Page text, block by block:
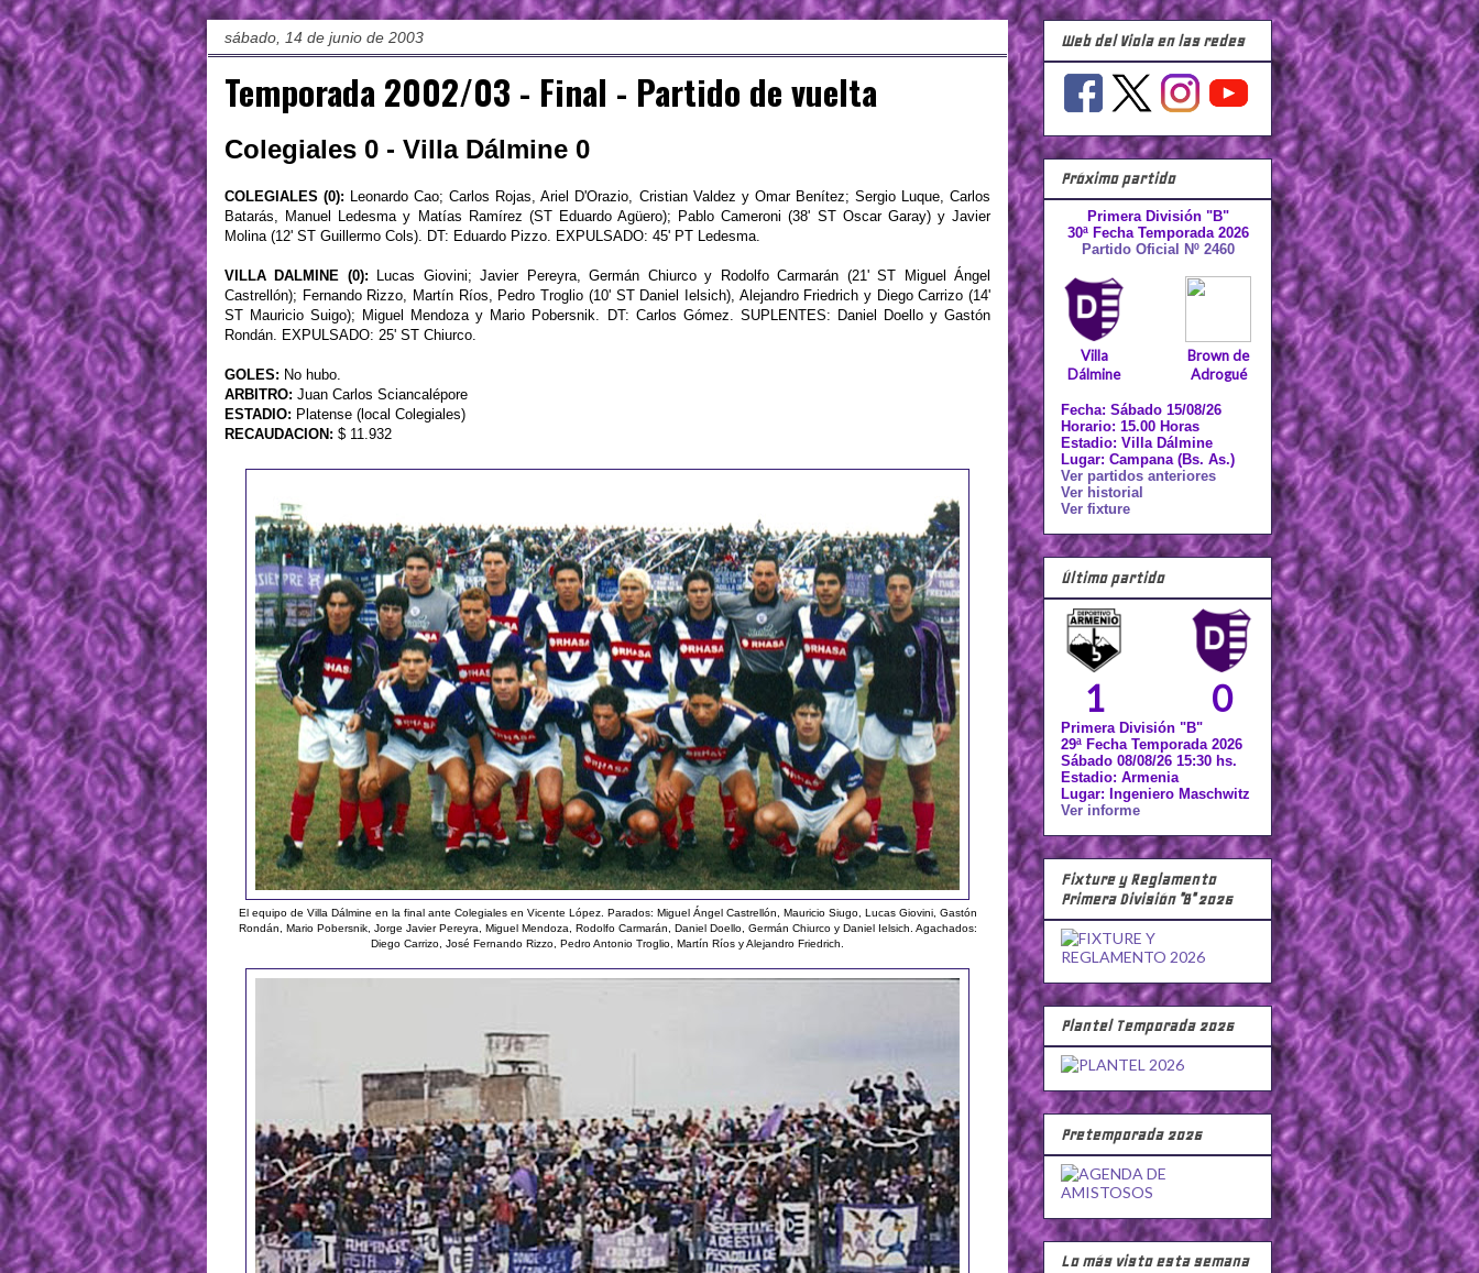
sábado, 14 de junio de 2003
Temporada 2002/03 - Final - Partido de vuelta
Colegiales 0 - Villa Dálmine 0
COLEGIALES (0): Leonardo Cao; Carlos Rojas, Ariel D'Orazio, Cristian Valdez y Omar Benítez; Sergio Luque, Carlos
Batarás, Manuel Ledesma y Matías Ramírez (ST Eduardo Agüero); Pablo Cameroni (38' ST Oscar Garay) y Javier
Molina (12' ST Guillermo Cols). DT: Eduardo Pizzo. EXPULSADO: 45' PT Ledesma.
VILLA DALMINE (0): Lucas Giovini; Javier Pereyra, Germán Chiurco y Rodolfo Carmarán (21' ST Miguel Ángel
Castrellón); Fernando Rizzo, Martín Ríos, Pedro Troglio (10' ST Daniel Ielsich), Alejandro Friedrich y Diego Carrizo (14'
ST Mauricio Suigo); Miguel Mendoza y Mario Pobersnik. DT: Carlos Gómez. SUPLENTES: Daniel Doello y Gastón
Rondán. EXPULSADO: 25' ST Chiurco.
GOLES: No hubo.
ARBITRO: Juan Carlos Sciancalépore
ESTADIO: Platense (local Colegiales)
RECAUDACION: $ 11.932
El equipo de Villa Dálmine en la final ante Colegiales en Vicente López. Parados: Miguel Ángel Castrellón, Mauricio Siugo, Lucas Giovini, Gastón
Rondán, Mario Pobersnik, Jorge Javier Pereyra, Miguel Mendoza, Rodolfo Carmarán, Daniel Doello, Germán Chiurco y Daniel Ielsich. Agachados:
Diego Carrizo, José Fernando Rizzo, Pedro Antonio Troglio, Martín Ríos y Alejandro Friedrich.
Web del Viola en las redes
Próximo partido
Primera División "B"
30ª Fecha Temporada 2026
Partido Oficial Nº 2460
Villa
Dálmine
Brown de
Adrogué
Fecha: Sábado 15/08/26
Horario: 15.00 Horas
Estadio: Villa Dálmine
Lugar: Campana (Bs. As.)
Ver partidos anteriores
Ver historial
Ver fixture
Último partido
1 0
Primera División "B"
29ª Fecha Temporada 2026
Sábado 08/08/26 15:30 hs.
Estadio: Armenia
Lugar: Ingeniero Maschwitz
Ver informe
Fixture y Reglamento
Primera División "B" 2026
Plantel Temporada 2026
Pretemporada 2026
Lo más visto esta semana